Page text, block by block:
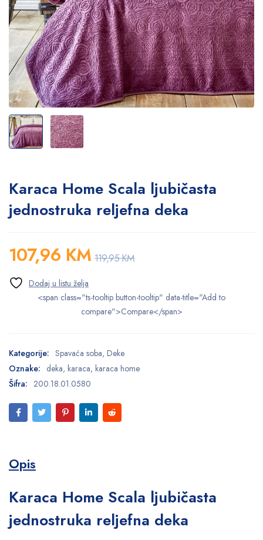
Karaca Home Scala ljubičasta
jednostruka reljefna deka
119,95KM
107,96 KM
<span class="ts-tooltip button-tooltip" data-title="Add to
compare">Compare</span>
Kategorije: Spavaća soba, Deke
Oznake: deka, karaca, karaca home
Šifra: 200.18.01.0580
Opis
Karaca Home Scala ljubičasta
jednostruka reljefna deka